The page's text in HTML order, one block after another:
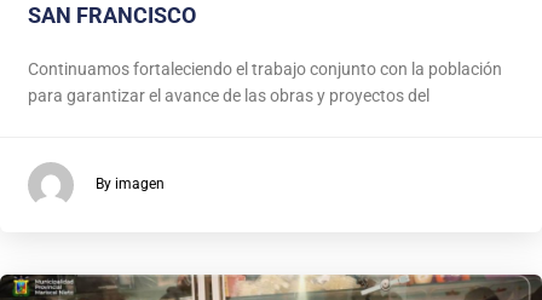
SAN FRANCISCO
Continuamos fortaleciendo el trabajo conjunto con la población
para garantizar el avance de las obras y proyectos del
By imagen